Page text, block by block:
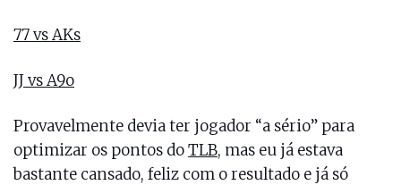
77 vs AKs
JJ vs A9o
Provavelmente devia ter jogador “a sério” para
optimizar os pontos doTLB, mas eu já estava
bastante cansado, feliz com o resultado e já só